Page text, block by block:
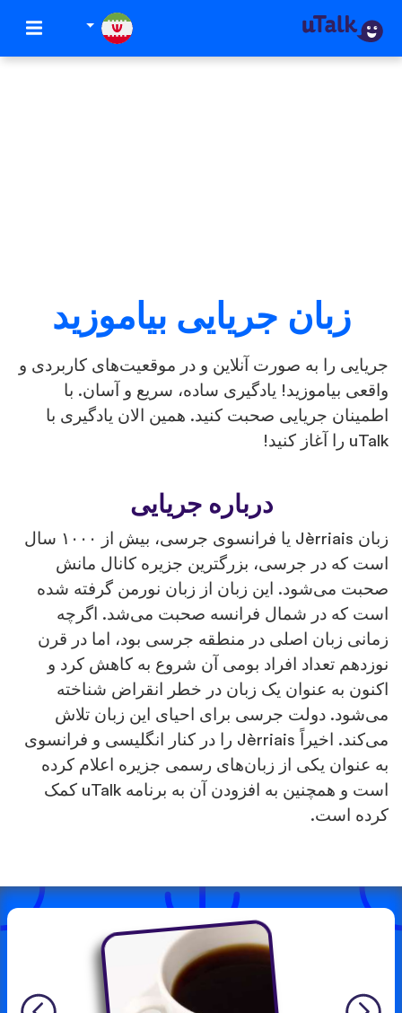
زبان جریایی بیاموزید
را به صورت آنلاین و در موقعیت‌های کاربردی و
بیاموزید! یادگیری ساده، سریع و آسان. با
جریایی صحبت کنید. همین الان یادگیری با
درباره جریایی
زبان Jèrriais یا فرانسوی جرسی، بیش از ۱۰۰۰ سال
در جرسی، بزرگترین جزیره کانال مانش
می‌شود. این زبان از زبان نورمن گرفته شده
در شمال فرانسه صحبت می‌شد. اگرچه
زبان اصلی در منطقه جرسی بود، اما در قرن
تعداد افراد بومی آن شروع به کاهش کرد و
به عنوان یک زبان در خطر انقراض شناخته
دولت جرسی برای احیای این زبان تلاش
می‌کند. اخیراً Jèrriais را در کنار انگلیسی و فرانسوی
یکی از زبان‌های رسمی جزیره اعلام کرده
است و همچنین به افزودن آن به برنامه uTalk کمک
است.